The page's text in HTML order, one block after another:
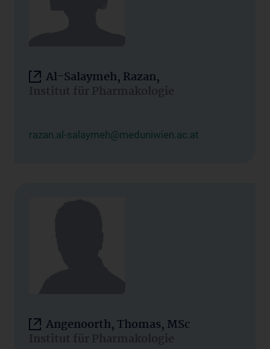
Al-Salaymeh, Razan,
Institut für Pharmakologie
razan.al-salaymeh@meduniwien.ac.at
Angenoorth, Thomas, MSc
Institut für Pharmakologie